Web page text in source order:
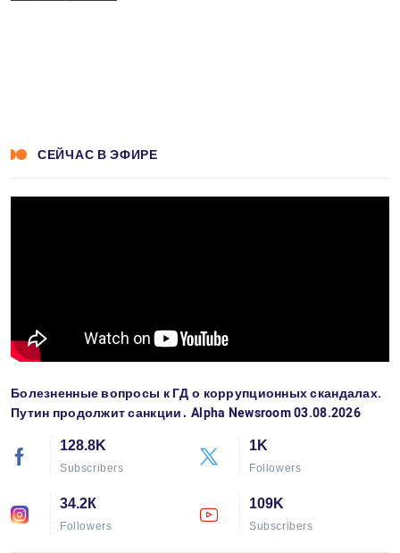
СЕЙЧАС В ЭФИРЕ
Болезненные вопросы к ГД о коррупционных скандалах.
Путин продолжит санкции․ Alpha Newsroom 03.08.2026
128.8K
Subscribers
1K
Followers
34.2К
Followers
109K
Subscribers